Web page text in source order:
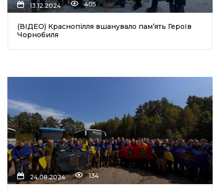
13.12.2024 405
(ВІДЕО) Краснопілля вшанувало пам’ять Героїв
Чорнобиля
24.08.2024 134